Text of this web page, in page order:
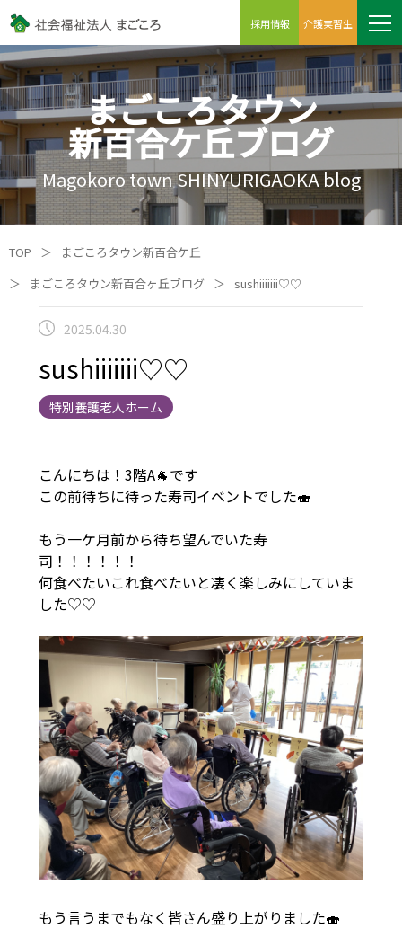
採用情報 介護実習生
まごころタウン
新百合ケ丘ブログ
Magokoro town SHINYURIGAOKA blog
TOP ＞
まごころタウン新百合ケ丘
＞
まごころタウン新百合ヶ丘ブログ ＞ sushiiiiiii♡♡
2025.04.30
sushiiiiiii♡♡
特別養護老人ホーム
こんにちは！3階A🐐です
この前待ちに待った寿司イベントでした🍣
もう一ケ月前から待ち望んでいた寿
司！！！！！！
何食べたいこれ食べたいと凄く楽しみにしていま
した♡♡
もう言うまでもなく皆さん盛り上がりました🍣